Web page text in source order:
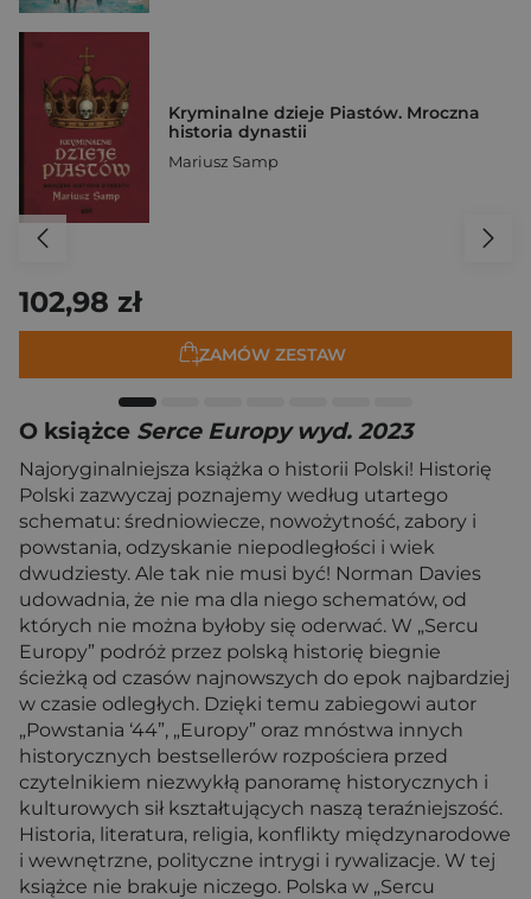
Kryminalne dzieje Piastów. Mroczna
historia dynastii
Mariusz Samp
102,98 zł
ZAMÓW ZESTAW
O książce Serce Europy wyd. 2023
Najoryginalniejsza książka o historii Polski! Historię
Polski zazwyczaj poznajemy według utartego
schematu: średniowiecze, nowożytność, zabory i
powstania, odzyskanie niepodległości i wiek
dwudziesty. Ale tak nie musi być! Norman Davies
udowadnia, że nie ma dla niego schematów, od
których nie można byłoby się oderwać. W „Sercu
Europy” podróż przez polską historię biegnie
ścieżką od czasów najnowszych do epok najbardziej
w czasie odległych. Dzięki temu zabiegowi autor
„Powstania ‘44”, „Europy” oraz mnóstwa innych
historycznych bestsellerów rozpościera przed
czytelnikiem niezwykłą panoramę historycznych i
kulturowych sił kształtujących naszą teraźniejszość.
Historia, literatura, religia, konflikty międzynarodowe
i wewnętrzne, polityczne intrygi i rywalizacje. W tej
książce nie brakuje niczego. Polska w „Sercu